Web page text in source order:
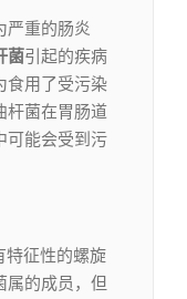
严重的肠炎
菌引起的疾病
食用了受污染
杆菌在胃肠道
可能会受到污
特征性的螺旋
属的成员，但